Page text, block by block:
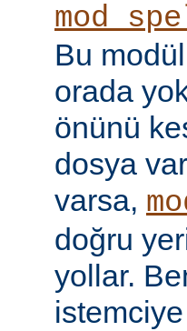
Bu
orada
önünü
dosya
varsa,
doğru
yollar.